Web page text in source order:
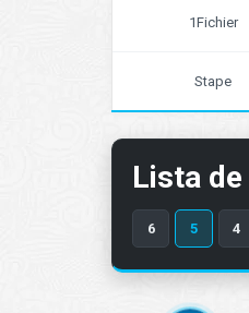
1Fichier
Stape
Lista
6 5 4